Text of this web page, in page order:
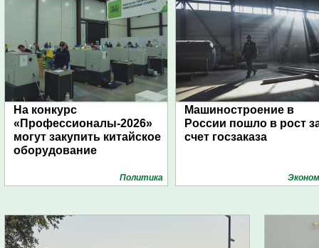
На конкурс
«Профессионалы-2026»
могут закупить китайское
оборудование
Политика
Машиностроение в
России пошло в рост
счет госзаказа